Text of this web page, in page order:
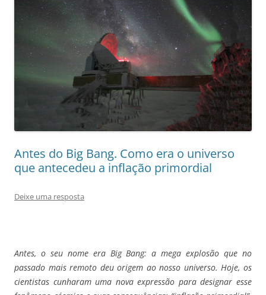
Antes do Big Bang. Como era o universo
que antecedeu a inflação primordial
Deixe uma resposta
Antes, o seu nome era Big Bang: a mega explosão que no
passado mais remoto deu origem ao nosso universo. Hoje, os
cientistas cunharam uma nova expressão para designar esse